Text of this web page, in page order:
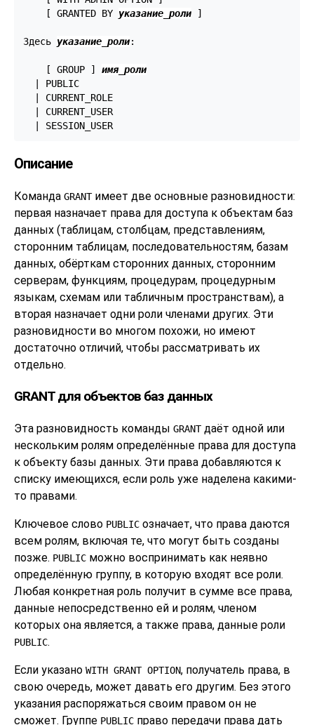
    [ GRANTED BY
указание_роли ]
Здесь указание_роли:
    [ GROUP ]
имя_роли
  | PUBLIC
  | CURRENT_ROLE
  | CURRENT_USER
  | SESSION_USER
Описание
Команда GRANTимеет две основные разновидности:
первая назначает права для доступа к объектам баз
данных (таблицам, столбцам, представлениям,
сторонним таблицам, последовательностям, базам
данных, обёрткам сторонних данных, сторонним
серверам, функциям, процедурам, процедурным
языкам, схемам или табличным пространствам), а
вторая назначает одни роли членами других. Эти
разновидности во многом похожи, но имеют
достаточно отличий, чтобы рассматривать их
отдельно.
GRANT для объектов баз данных
Эта разновидность команды GRANTдаёт одной или
нескольким ролям определённые права для доступа
к объекту базы данных. Эти права добавляются к
списку имеющихся, если роль уже наделена какими-
то правами.
Ключевое слово PUBLIC означает, что права даются
всем ролям, включая те, что могут быть созданы
позже. PUBLIC можно воспринимать как неявно
определённую группу, в которую входят все роли.
Любая конкретная роль получит в сумме все права,
данные непосредственно ей и ролям, членом
которых она является, а также права, данные роли
PUBLIC.
Если указано WITH GRANT OPTION, получатель права, в
свою очередь, может давать его другим. Без этого
указания распоряжаться своим правом он не
сможет. Группе PUBLIC право передачи права дать